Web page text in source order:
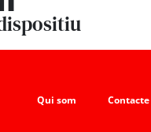
Qui som Contacte